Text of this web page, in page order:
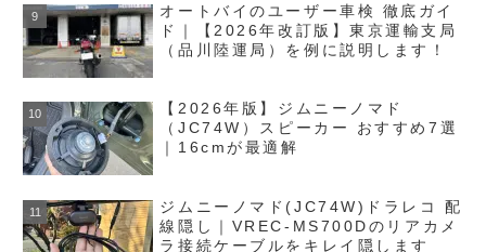
オートバイのユーザー車検 徹底ガイ
ド｜【2026年改訂版】東京運輸支局
（品川陸運局）を例に説明します！
【2026年版】ジムニーノマド
（JC74W）スピーカー おすすめ7選
｜16cmが最適解
ジムニーノマド(JC74W)ドラレコ 配
線隠し｜VREC‑MS700Dのリアカメ
ラ接続ケーブルをキレイ隠します